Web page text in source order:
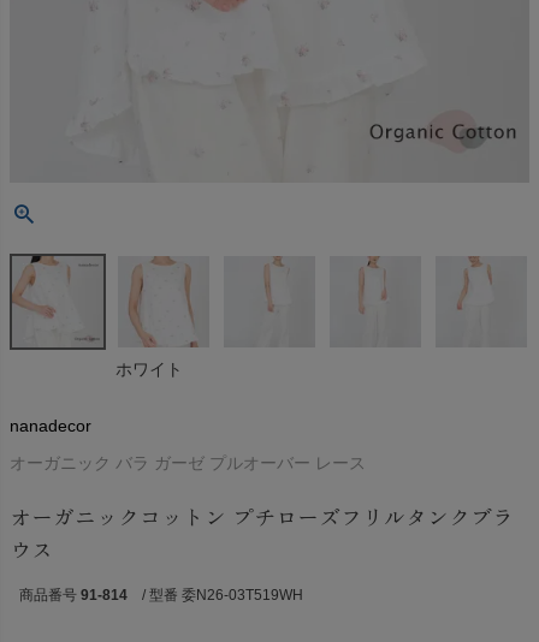
ホワイト
nanadecor
オーガニック バラ ガーゼ プルオーバー レース
オーガニックコットン プチローズフリルタンクブラ
ウス
商品番号 91-814 / 型番 委N26-03T519WH